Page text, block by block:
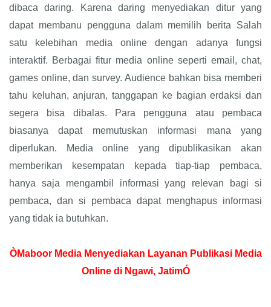
dibaca daring. Karena daring menyediakan ditur yang
dapat membanu pengguna dalam memilih berita Salah
satu kelebihan media online dengan adanya fungsi
interaktif. Berbagai fitur media online seperti email, chat,
games online, dan survey. Audience bahkan bisa memberi
tahu keluhan, anjuran, tanggapan ke bagian erdaksi dan
segera bisa dibalas. Para pengguna atau pembaca
biasanya dapat memutuskan informasi mana yang
diperlukan. Media online yang dipublikasikan akan
memberikan kesempatan kepada tiap-tiap pembaca,
hanya saja mengambil informasi yang relevan bagi si
pembaca, dan si pembaca dapat menghapus informasi
yang tidak ia butuhkan.
ÒMaboor Media Menyediakan Layanan Publikasi Media
Online di Ngawi, JatimÓ